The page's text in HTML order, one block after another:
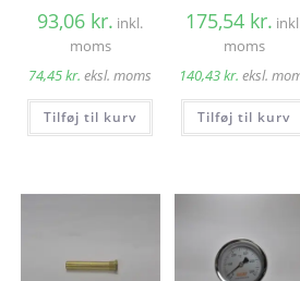
93,06 kr. inkl.
moms
74,45kr. eksl. moms
Tilføj til kurv
175,54 kr.
moms
140,43kr. eksl.
Tilføj til kurv